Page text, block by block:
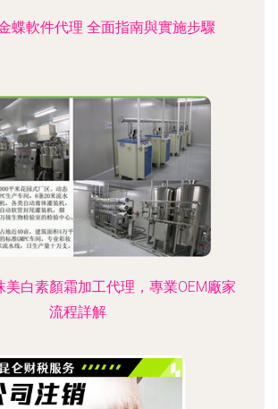
蝶軟件代理 全面指南與實施步驟
美白素顏霜加工代理，專業OEM廠家
流程詳解